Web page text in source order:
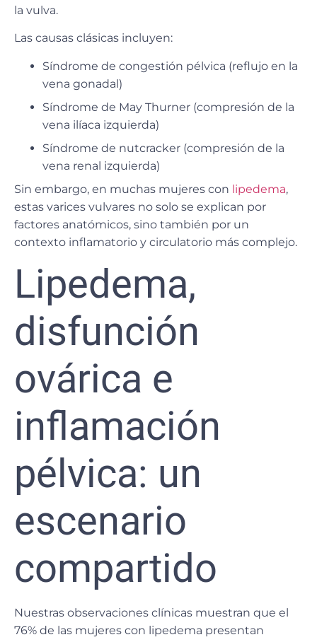
la vulva.
Las causas clásicas incluyen:
Síndrome de congestión pélvica (reflujo en la
vena gonadal)
Síndrome de May Thurner (compresión de la
vena ilíaca izquierda)
Síndrome de nutcracker (compresión de la
vena renal izquierda)
Sin embargo, en muchas mujeres con lipedema,
estas varices vulvares no solo se explican por
factores anatómicos, sino también por un
contexto inflamatorio y circulatorio más complejo.
Lipedema,
disfunción
ovárica e
inflamación
pélvica: un
escenario
compartido
Nuestras observaciones clínicas muestran que el
76% de las mujeres con lipedema presentan